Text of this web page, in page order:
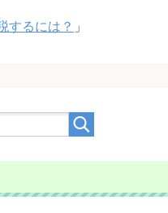
するには？ 」